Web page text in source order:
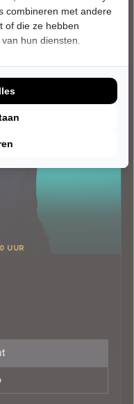
UUR
combineren met andere
of die ze hebben
hun diensten.